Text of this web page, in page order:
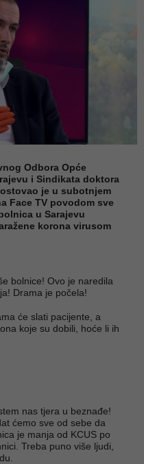
Odbora Opće
i Sindikata doktora
je u subotnjem
Face TV povodom sve
u Sarajevu
korona virusom
bolnice! Ovo je naredila
Drama je počela!
će slati pacijente, a
koje su dobili, hoće li ih
nas tjera u beznađe!
ćemo sve od sebe da
je manja od KCUS po
Treba puno više ljudi,